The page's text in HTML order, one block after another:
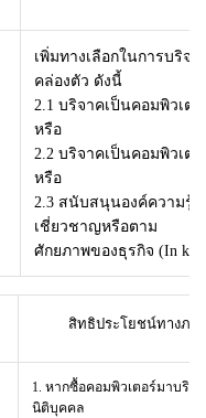
เพิ่มทางเลือกในการบริจ
คล่องตัว ดังนี้
2.1 บริจาคเป็นคอมพิวเต
หรือ
2.2 บริจาคเป็นคอมพิวเต
หรือ
2.3 สนับสนุนองค์ความรู้
เชี่ยวชาญหรือตาม
ศักยภาพของธุรกิจ (In
สิทธิประโยชน์ทางภา
1. หากซื้อคอมพิวเตอร์มาบริจ
นิติบุคคล